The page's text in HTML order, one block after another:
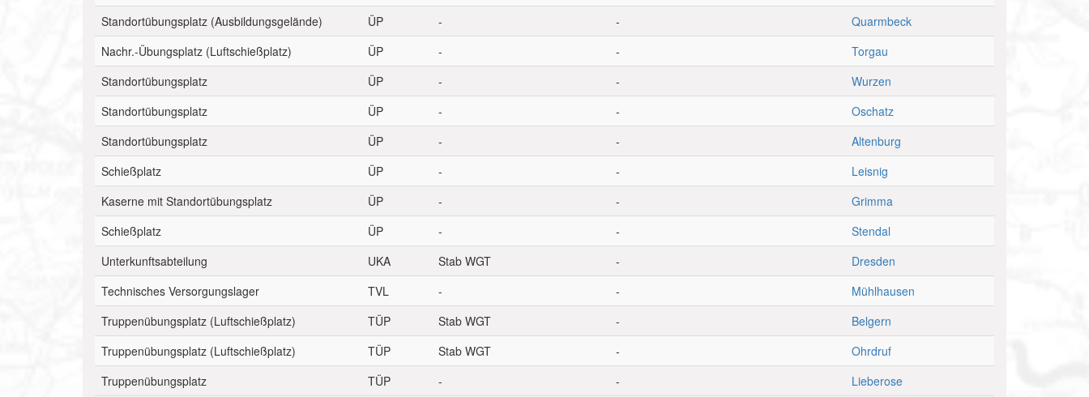
Standortübungsplatz (Ausbildungsgelände)
ÜP - -
Quarmbeck
Nachr.-Übungsplatz (Luftschießplatz)
ÜP - -
Torgau
Standortübungsplatz
ÜP - -
Wurzen
Standortübungsplatz
ÜP - -
Oschatz
Standortübungsplatz
ÜP - -
Altenburg
Schießplatz
ÜP - -
Leisnig
Kaserne mit Standortübungsplatz
ÜP - -
Grimma
Schießplatz
ÜP - -
Stendal
Unterkunftsabteilung
UKA Stab WGT -
Dresden
Technisches Versorgungslager
TVL - -
Mühlhausen
Truppenübungsplatz (Luftschießplatz)
TÜP Stab WGT -
Belgern
Truppenübungsplatz (Luftschießplatz)
TÜP Stab WGT -
Ohrdruf
Truppenübungsplatz
TÜP - - Lieberose